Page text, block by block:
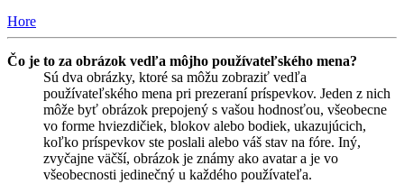
Hore
Čo je to za obrázok vedľa môjho používateľského mena?
Sú dva obrázky, ktoré sa môžu zobraziť vedľa
používateľského mena pri prezeraní príspevkov. Jeden z nich
môže byť obrázok prepojený s vašou hodnosťou, všeobecne
vo forme hviezdičiek, blokov alebo bodiek, ukazujúcich,
koľko príspevkov ste poslali alebo váš stav na fóre. Iný,
zvyčajne väčší, obrázok je známy ako avatar a je vo
všeobecnosti jedinečný u každého používateľa.